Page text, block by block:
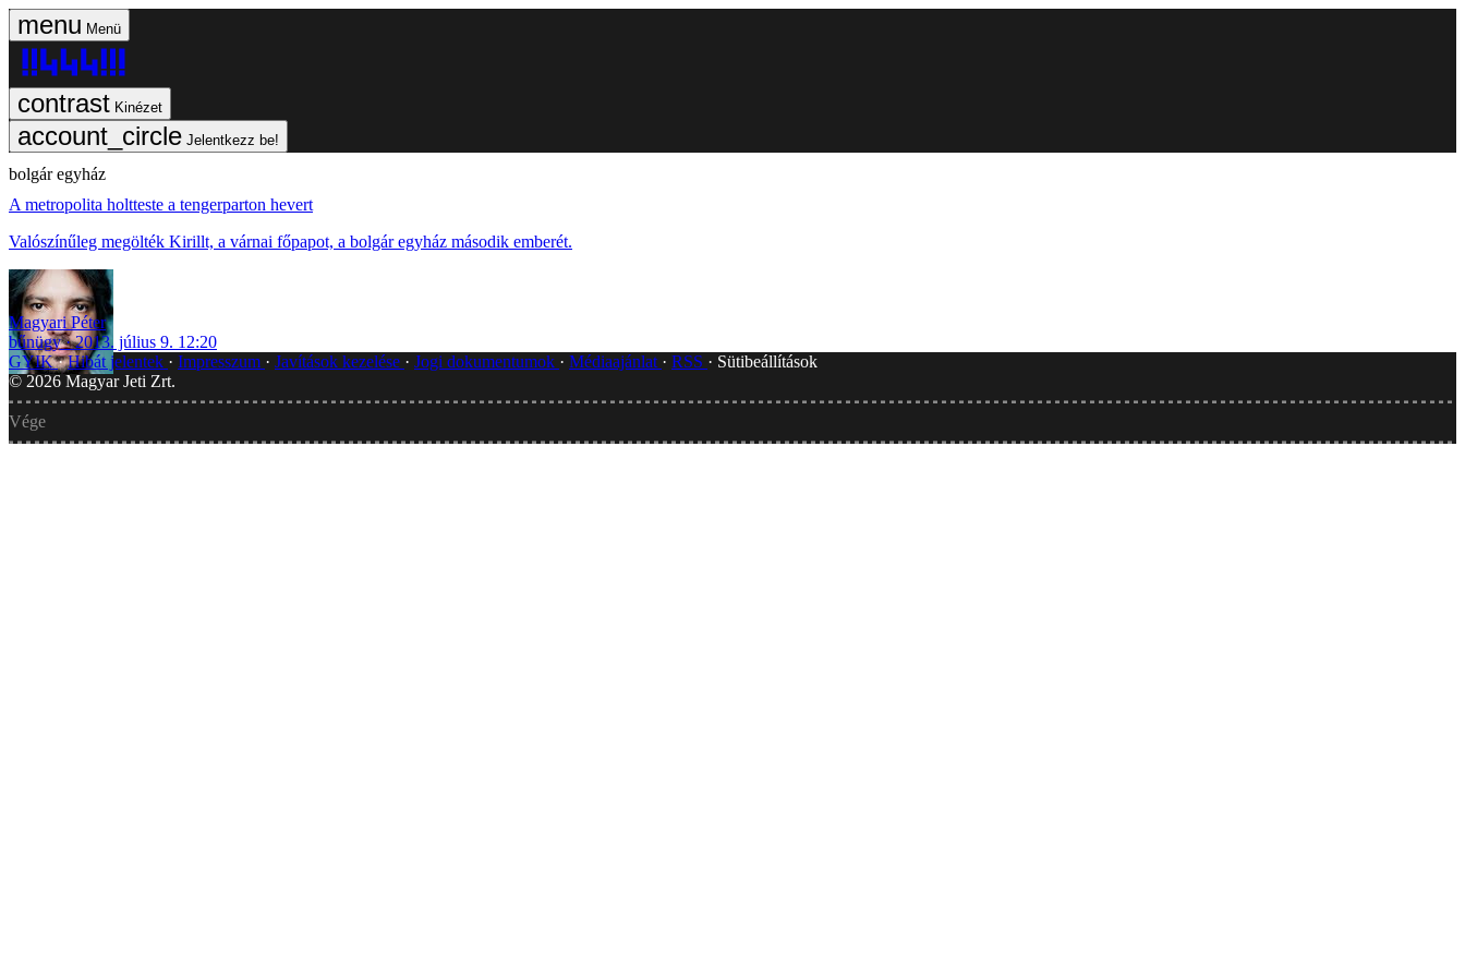
Menü
Kinézet
Jelentkezz be!
bolgár egyház
A metropolita holtteste a tengerparton hevert
Valószínűleg megölték Kirillt, a várnai főpapot, a bolgár egyház második emberét.
Magyari Péter
bűnügy
2013. július 9. 12:20
GYIK Hibát jelentek Impresszum Javítások kezelése Jogi dokumentumok Médiaajánlat RSS
Sütibeállítások
© 2026 Magyar Jeti Zrt.
Vége